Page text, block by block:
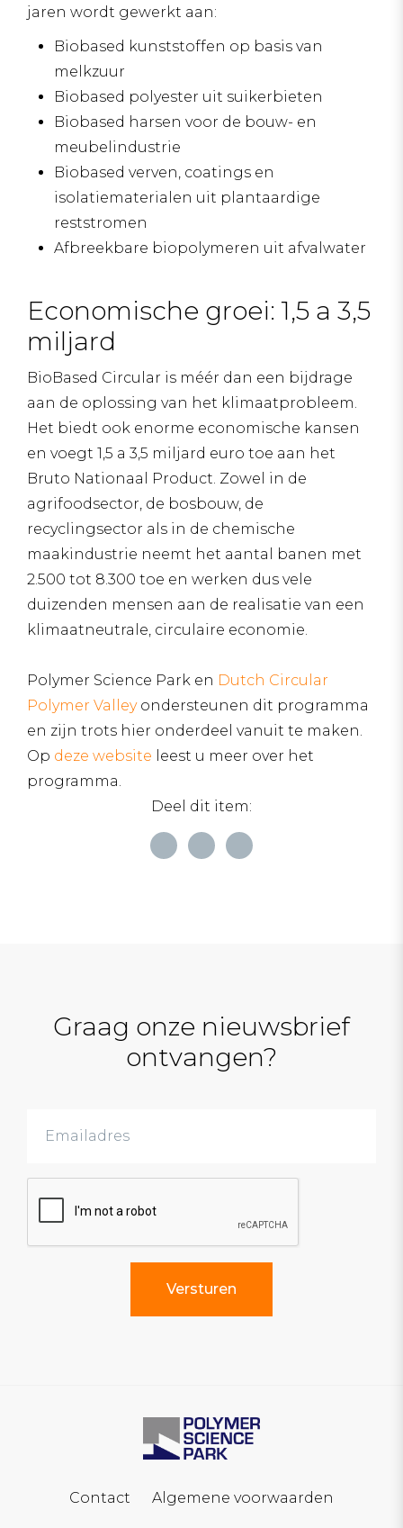
jaren wordt gewerkt aan:
Biobased kunststoffen op basis van
melkzuur
Biobased polyester uit suikerbieten
Biobased harsen voor de bouw- en
meubelindustrie
Biobased verven, coatings en
isolatiematerialen uit plantaardige
reststromen
Afbreekbare biopolymeren uit afvalwater
Economische groei: 1,5 a 3,5
miljard
BioBased Circular is méér dan een bijdrage
aan de oplossing van het klimaatprobleem.
Het biedt ook enorme economische kansen
en voegt 1,5 a 3,5 miljard euro toe aan het
Bruto Nationaal Product. Zowel in de
agrifoodsector, de bosbouw, de
recyclingsector als in de chemische
maakindustrie neemt het aantal banen met
2.500 tot 8.300 toe en werken dus vele
duizenden mensen aan de realisatie van een
klimaatneutrale, circulaire economie.
Polymer Science Park en Dutch Circular
Polymer Valleyondersteunen dit programma
en zijn trots hier onderdeel vanuit te maken.
Op deze website leest u meer over het
programma.
Deel dit item:
Graag onze nieuwsbrief
ontvangen?
Contact Algemene voorwaarden